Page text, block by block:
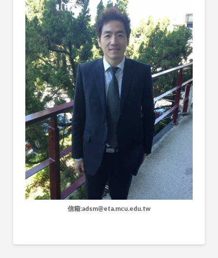
信箱:adsm@eta.mcu.edu.tw